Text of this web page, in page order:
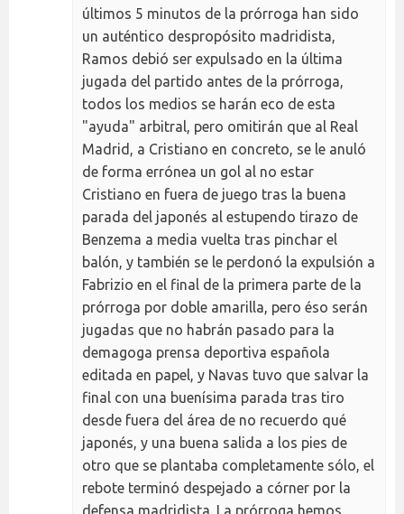
últimos 5 minutos de la prórroga han sido
un auténtico despropósito madridista,
Ramos debió ser expulsado en la última
jugada del partido antes de la prórroga,
todos los medios se harán eco de esta
"ayuda" arbitral, pero omitirán que al Real
Madrid, a Cristiano en concreto, se le anuló
de forma errónea un gol al no estar
Cristiano en fuera de juego tras la buena
parada del japonés al estupendo tirazo de
Benzema a media vuelta tras pinchar el
balón, y también se le perdonó la expulsión a
Fabrizio en el final de la primera parte de la
prórroga por doble amarilla, pero éso serán
jugadas que no habrán pasado para la
demagoga prensa deportiva española
editada en papel, y Navas tuvo que salvar la
final con una buenísima parada tras tiro
desde fuera del área de no recuerdo qué
japonés, y una buena salida a los pies de
otro que se plantaba completamente sólo, el
rebote terminó despejado a córner por la
defensa madridista. La prórroga hemos